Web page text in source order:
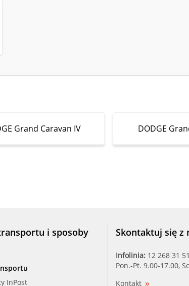
Grand Caravan IV DODGE
i sposoby
InPost
Skontaktuj się z
Infolinia: 12 268 31 51
Pon.-Pt. 9.00-17.00,
Kontakt